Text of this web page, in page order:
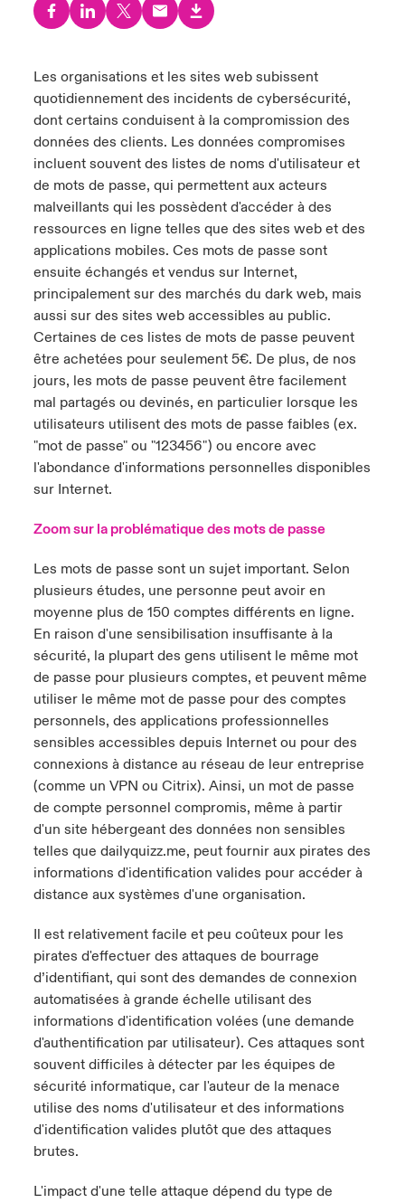
Nous contacter
Connexion
Indemnisation
Investor Relations
Cyber
nomme Michèle Horner au poste de Country Manage
: le mXDR, une solution de détection et réponse
Cybers qui auraient pu être évités
(French)
America
(French)
America
(French)
America
(French)
America
(French)
America
(French)
America
(French)
America
(French)
America
(French)
America
(French)
America
(French)
America
Les organisations et les sites web subissent
quotidiennement des incidents de cybersécurité,
dont certains conduisent à la compromission des
données des clients. Les données compromises
incluent souvent des listes de noms d'utilisateur et
de mots de passe, qui permettent aux acteurs
malveillants qui les possèdent d'accéder à des
ressources en ligne telles que des sites web et des
applications mobiles. Ces mots de passe sont
ensuite échangés et vendus sur Internet,
principalement sur des marchés du dark web, mais
aussi sur des sites web accessibles au public.
Certaines de ces listes de mots de passe peuvent
être achetées pour seulement 5€. De plus, de nos
jours, les mots de passe peuvent être facilement
mal partagés ou devinés, en particulier lorsque les
utilisateurs utilisent des mots de passe faibles (ex.
"mot de passe" ou "123456") ou encore avec
l'abondance d'informations personnelles disponibles
sur Internet.
Zoom sur la problématique des mots de passe
Les mots de passe sont un sujet important. Selon
plusieurs études, une personne peut avoir en
moyenne plus de 150 comptes différents en ligne.
En raison d'une sensibilisation insuffisante à la
sécurité, la plupart des gens utilisent le même mot
de passe pour plusieurs comptes, et peuvent même
utiliser le même mot de passe pour des comptes
personnels, des applications professionnelles
sensibles accessibles depuis Internet ou pour des
connexions à distance au réseau de leur entreprise
(comme un VPN ou Citrix). Ainsi, un mot de passe
de compte personnel compromis, même à partir
d'un site hébergeant des données non sensibles
telles que dailyquizz.me, peut fournir aux pirates des
informations d'identification valides pour accéder à
distance aux systèmes d'une organisation.
Il est relativement facile et peu coûteux pour les
pirates d'effectuer des attaques de bourrage
d’identifiant, qui sont des demandes de connexion
automatisées à grande échelle utilisant des
informations d'identification volées (une demande
d'authentification par utilisateur). Ces attaques sont
souvent difficiles à détecter par les équipes de
sécurité informatique, car l'auteur de la menace
utilise des noms d'utilisateur et des informations
d'identification valides plutôt que des attaques
brutes.
L'impact d'une telle attaque dépend du type de